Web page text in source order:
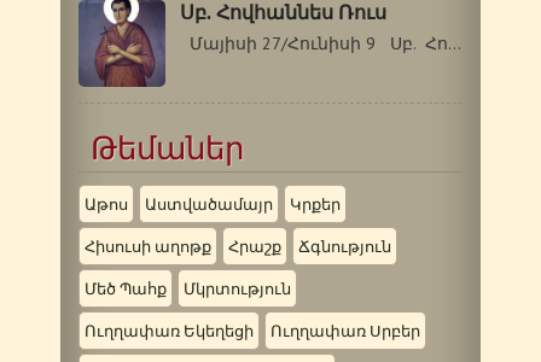
Սբ. Հովհաննես Ռուս
Մայիսի 27/Հունիսի 9 Սբ. Հովհաննես…
Թեմաներ
Աթոս Աստվածամայր Կրքեր
Հիսուսի աղոթք Հրաշք Ճգնություն
Մեծ Պահք Մկրտություն
Ուղղափառ Եկեղեցի Ուղղափառ Սրբեր